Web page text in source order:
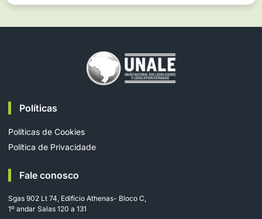
Políticas
Políticas de Cookies
Política de Privacidade
Fale conosco
Sgas 902 Lt 74, Edifício Athenas- Bloco C,
1º andar Salas 120 a 131